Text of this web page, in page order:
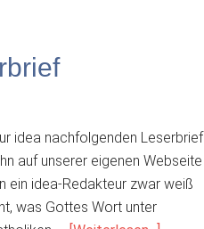
idea nachfolgenden Leserbrief
auf unserer eigenen Webseite
ein idea-Redakteur zwar weiß
was Gottes Wort unter